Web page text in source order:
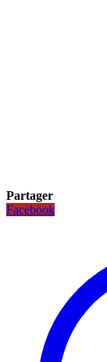
Partager
Facebook